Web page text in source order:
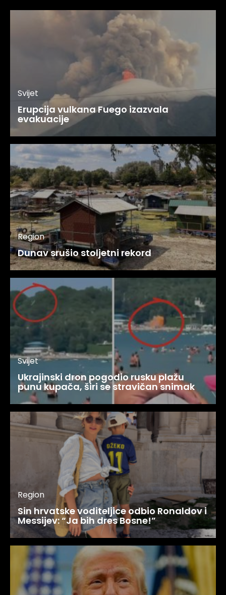
Svijet
Erupcija vulkana Fuego izazvala
evakuacije
Region
Dunav srušio stoljetni rekord
Svijet
Ukrajinski dron pogodio rusku plažu
punu kupača, širi se stravičan snimak
Region
Sin hrvatske voditeljice odbio Ronaldov i
Messijev: “Ja bih dres Bosne!”